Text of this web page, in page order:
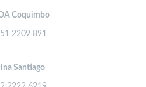
Coquimbo
2209 891
Santiago